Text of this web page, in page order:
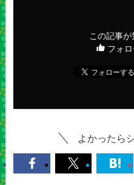
この記事が
フォロ
よかったら